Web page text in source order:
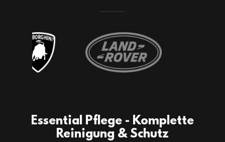
Essential Pflege - Komplette
Reinigung & Schutz